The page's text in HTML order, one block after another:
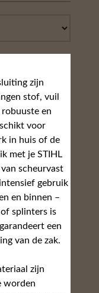
zijn
stof, vuil
en
voor
in huis of de
met je STIHL
scheurvast
gebruik
en binnen –
splinters is
een
van de zak.
zijn
worden